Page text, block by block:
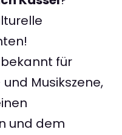
für
Musikszene,
und dem